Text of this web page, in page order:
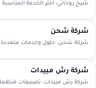
شيخ روحاني: اختر الخدمة
شركة شحن
شركة شحن: حلول وخدمات متعددة
شركة رش مبيدات
شركة رش مبيدات: تصنيفات منظمة